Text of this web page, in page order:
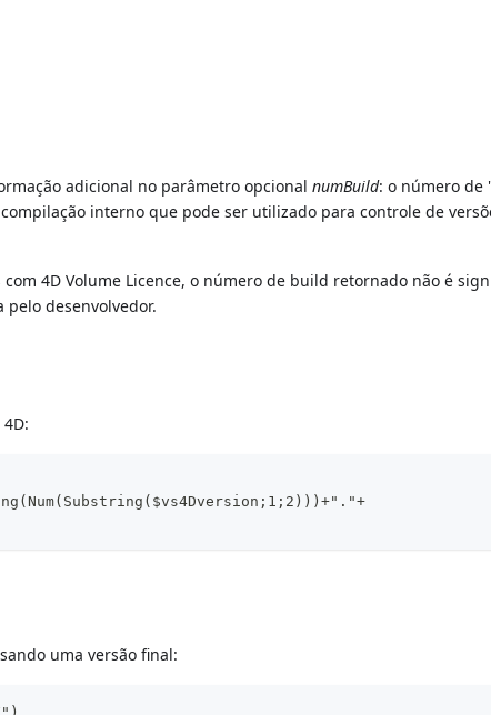
adicional no parâmetro opcionalnumBuild: o número de
interno que pode ser utilizado para controle de
4D Volume Licence, o número de build retornado não é
desenvolvedor.
uma versão final: